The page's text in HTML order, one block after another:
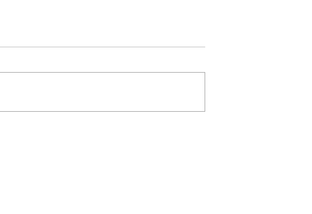
察
2026年3月13日、大阪地裁は、茨木AHT事